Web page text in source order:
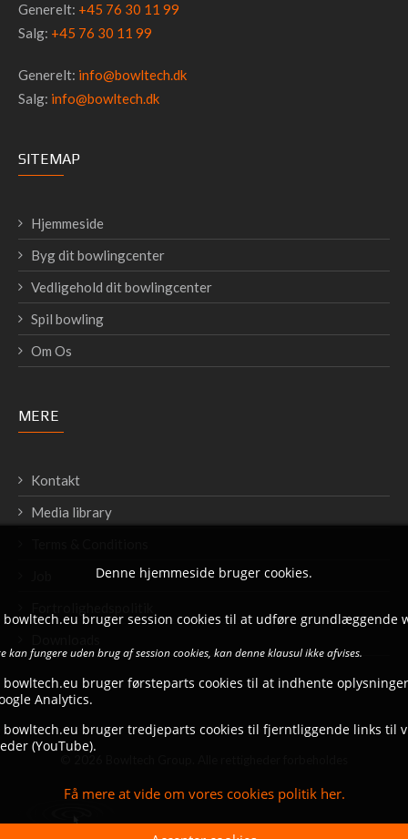
Generelt: +45 76 30 11 99
Salg: +45 76 30 11 99
Generelt: info@bowltech.dk
Salg: info@bowltech.dk
SITEMAP
Hjemmeside
Byg dit bowlingcenter
Vedligehold dit bowlingcenter
Spil bowling
Om Os
MERE
Kontakt
Media library
Denne hjemmeside bruger cookies.
bowltech.eu bruger session cookies til at udføre grundlæggende
kan fungere uden brug af session cookies, kan denne klausul ikke afvises.
bowltech.eu bruger førsteparts cookies til at indhente
Analytics.
bowltech.eu bruger tredjeparts cookies til fjerntliggende links til
(YouTube).
Få mere at vide om vores cookies politik her.